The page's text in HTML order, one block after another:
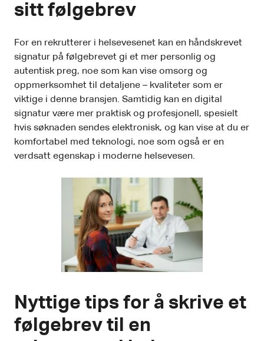
sitt følgebrev
For en rekrutterer i helsevesenet kan en håndskrevet
signatur på følgebrevet gi et mer personlig og
autentisk preg, noe som kan vise omsorg og
oppmerksomhet til detaljene – kvaliteter som er
viktige i denne bransjen. Samtidig kan en digital
signatur være mer praktisk og profesjonell, spesielt
hvis søknaden sendes elektronisk, og kan vise at du er
komfortabel med teknologi, noe som også er en
verdsatt egenskap i moderne helsevesen.
Nyttige tips for å skrive et
følgebrev til en